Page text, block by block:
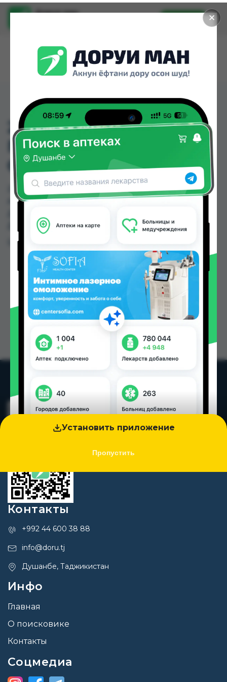
✕
Установить приложение
Пропустить
Доруи ман
Установить
210291 ПОЯС ДЛЯ
ПОЯСНИЧНОГО
ОТДЕЛА ADOR
210291 ПОЯС ДЛЯ ПОЯСНИЧНОГО ОТДЕЛА
ADOR можно купить или заказать в аптеках,
Душанбе и других городах Таджикистана
Цена: от
Контакты
+992 44 600 38 88
info@doru.tj
Душанбе, Таджикистан
Инфо
Главная
О поисковике
Контакты
Соцмедиа